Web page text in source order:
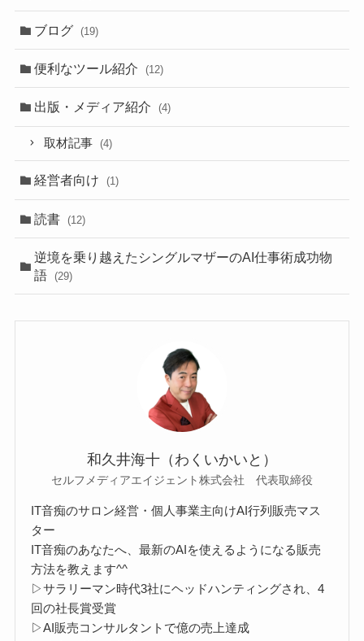
ブログ (19)
便利なツール紹介 (12)
出版・メディア紹介 (4)
取材記事 (4)
経営者向け (1)
読書 (12)
逆境を乗り越えたシングルマザーのAI仕事術成功物
語
(29)
和久井海十（わくいかいと）
セルフメディアエイジェント株式会社 代表取締役
IT音痴のサロン経営・個人事業主向けAI行列販売マス
ター
IT音痴のあなたへ、最新のAIを使えるようになる販売
方法を教えます^^
▷サラリーマン時代3社にヘッドハンティングされ、4
回の社長賞受賞
▷AI販売コンサルタントで億の売上達成